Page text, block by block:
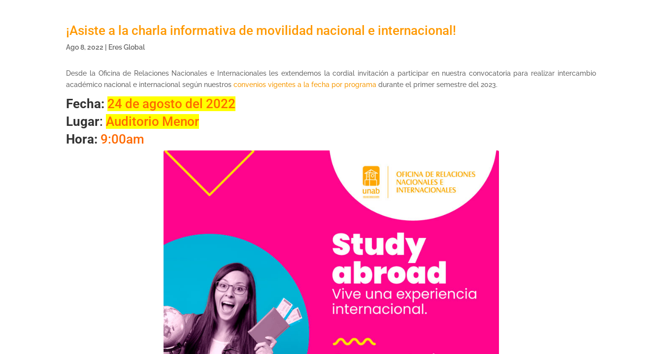
¡Asiste a la charla informativa de movilidad nacional e internacional!
Ago 8, 2022 Eres Global
Desde la Oficina de Relaciones Nacionales e Internacionales les extendemos la cordial invitación a participar en nuestra convocatoria para realizar intercambio
académico nacional e internacional según nuestrosconvenios vigentes a la fecha por programa durante el primer semestre del 2023.
Fecha: 24 de agosto del 2022
Lugar:Auditorio Menor
Hora: 9:00am